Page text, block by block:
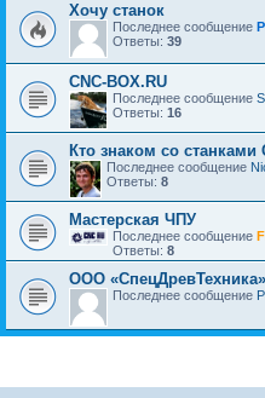
Хочу станок
Последнее сообщение
Ответы: 39
CNC-BOX.RU
Последнее сообщение
Ответы: 16
Кто знаком со станками
Последнее сообщение
Ответы: 8
Мастерская ЧПУ
Последнее сообщение
Ответы: 8
ООО «СпецДревТехника»
Последнее сообщение